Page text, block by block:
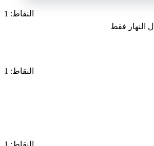
النقاط: 1
فقط
النقاط: 1
النقاط: 1